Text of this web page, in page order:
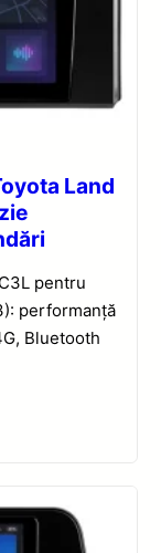
Land
pentru
performanță
Bluetooth